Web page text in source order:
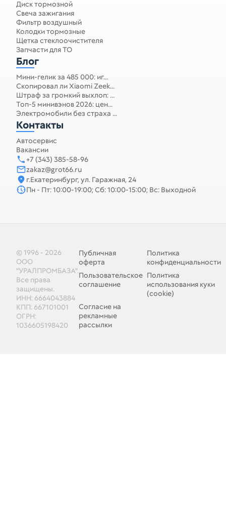
Диск тормозной
Свеча зажигания
Фильтр воздушный
Колодки тормозные
Щетка стеклоочистителя
Запчасти для ТО
Блог
Мини-гелик за 485 000: иг...
Скопировал ли Xiaomi Zeek...
Штраф за громкий выхлоп: ...
Топ-5 минивэнов 2026: цен...
Электромобили без страха ...
Контакты
Автосервис
Вакансии
+7 (343) 385-58-96
zakaz@grot66.ru
г.Екатеринбург, ул. Гаражная, 24
Пн - Пт: 10:00-19:00; Сб: 10:00-15:00; Вс: Выходной
© 1996 - 2026
ООО
"УРАЛПРОМБАЗА".
Все права
защищены.
ИНН: 6664043884
КПП: 667101001
ОГРН:
1036605198420
Публичная
оферта
Политика
конфиденциальности
Пользовательское
соглашение
Политика
использования куки
(cookie)
Согласие на
рекламные
рассылки